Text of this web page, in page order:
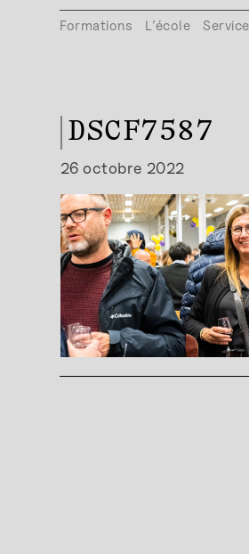
Formations L’école
DSCF7587
26 octobre 2022